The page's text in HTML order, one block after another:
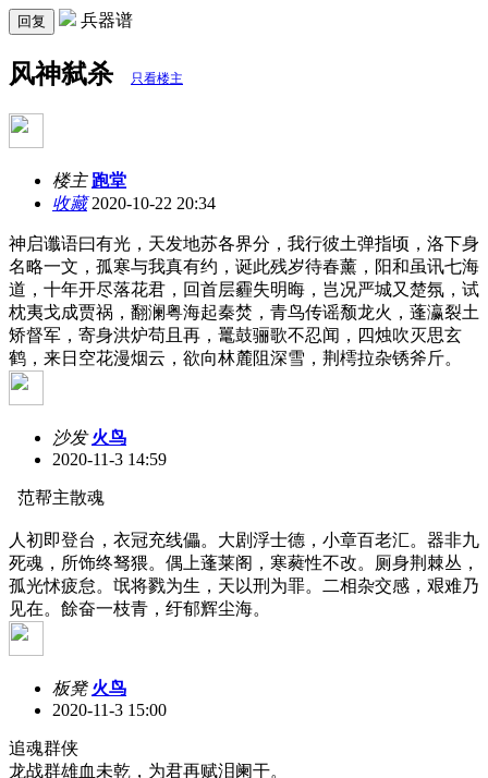
回复 兵器谱
风神弑杀 只看楼主
楼主 跑堂
收藏2020-10-22 20:34
神启谶语曰有光，天发地苏各界分，我行彼土弹指顷，洛下身
名略一文，孤寒与我真有约，诞此残岁待春薰，阳和虽讯七海
道，十年开尽落花君，回首层霾失明晦，岂况严城又楚氛，试
枕夷戈成贾祸，翻澜粤海起秦焚，青鸟传谣颓龙火，蓬瀛裂土
矫督军，寄身洪炉苟且再，鼍鼓骊歌不忍闻，四烛吹灭思玄
鹤，来日空花漫烟云，欲向林麓阻深雪，荆樗拉杂锈斧斤。
沙发 火鸟
2020-11-3 14:59
范帮主散魂
人初即登台，衣冠充线儡。大剧浮士德，小章百老汇。器非九
死魂，所饰终驽猥。偶上蓬莱阁，寒蕤性不改。厕身荆棘丛，
孤光怵疲怠。氓将戮为生，天以刑为罪。二相杂交感，艰难乃
见在。餘奋一枝青，纡郁辉尘海。
板凳 火鸟
2020-11-3 15:00
追魂群侠
龙战群雄血未乾，为君再赋泪阑干。